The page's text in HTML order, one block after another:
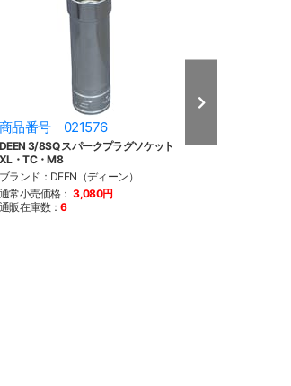
商品番号 021576
DEEN 3/8SQ スパークプラグソケット
XL・TC・M8
ブランド：DEEN（ディーン）
通常小売価格： 3,080円
通販在庫数：6
ツインパワー イ